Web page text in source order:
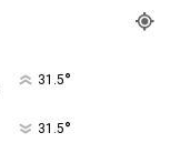
31.5°
31.5°